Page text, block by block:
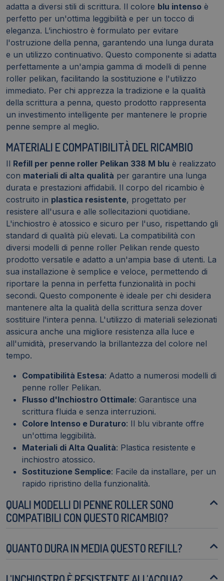
adatta a diversi stili di scrittura. Il colore blu intenso è
perfetto per un'ottima leggibilità e per un tocco di
eleganza. L’inchiostro è formulato per evitare
l'ostruzione della penna, garantendo una lunga durata
e un utilizzo continuativo. Questo componente si adatta
perfettamente a un'ampia gamma di modelli di penne
roller pelikan, facilitando la sostituzione e l'utilizzo
immediato. Per chi apprezza la tradizione e la qualità
della scrittura a penna, questo prodotto rappresenta
un investimento intelligente per mantenere le proprie
penne sempre al meglio.
MATERIALI E COMPATIBILITÀ DEL RICAMBIO
Il Refill per penne roller Pelikan 338 M blu è realizzato
con materiali di alta qualità per garantire una lunga
durata e prestazioni affidabili. Il corpo del ricambio è
costruito in plastica resistente, progettato per
resistere all'usura e alle sollecitazioni quotidiane.
L'inchiostro è atossico e sicuro per l'uso, rispettando gli
standard di qualità più elevati. La compatibilità con
diversi modelli di penne roller Pelikan rende questo
prodotto versatile e adatto a un'ampia base di utenti. La
sua installazione è semplice e veloce, permettendo di
riportare la penna in perfetta funzionalità in pochi
secondi. Questo componente è ideale per chi desidera
mantenere alta la qualità della scrittura senza dover
sostituire l'intera penna. L'utilizzo di materiali selezionati
assicura anche una migliore resistenza alla luce e
all'umidità, preservando la brillantezza del colore nel
tempo.
Compatibilità Estesa: Adatto a numerosi modelli di
penne roller Pelikan.
Flusso d'Inchiostro Ottimale: Garantisce una
scrittura fluida e senza interruzioni.
Colore Intenso e Duraturo: Il blu vibrante offre
un'ottima leggibilità.
Materiali di Alta Qualità: Plastica resistente e
inchiostro atossico.
Sostituzione Semplice: Facile da installare, per un
rapido ripristino della funzionalità.
QUALI MODELLI DI PENNE ROLLER SONO
COMPATIBILI CON QUESTO RICAMBIO?
QUANTO DURA IN MEDIA QUESTO REFILL?